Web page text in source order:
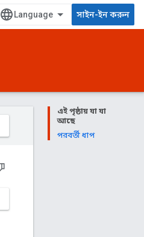
সাইন-ইন করুন
এই পৃষ্ঠায় যা যা
আছে
পরবর্তী ধাপ